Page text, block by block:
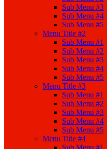
Sub Menu #3
Sub Menu #4
Sub Menu #5
Menu Title #2
Sub Menu #1
Sub Menu #2
Sub Menu #3
Sub Menu #4
Sub Menu #5
Menu Title #3
Sub Menu #1
Sub Menu #2
Sub Menu #3
Sub Menu #4
Sub Menu #5
Menu Title #4
Sub Menu #1